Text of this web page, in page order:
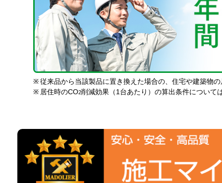
※ 従来品から当該製品に置き換えた場合の、住宅や建築物
※ 居住時のCO2削減効果（1台あたり）の算出条件について